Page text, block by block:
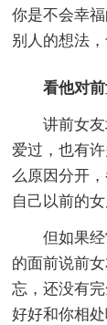
你是不会幸
别人的想法
看他对
讲前女
爱过，也有
么原因分开
自己以前的
但如果
的面前说前
忘，还没有
好好和你相处